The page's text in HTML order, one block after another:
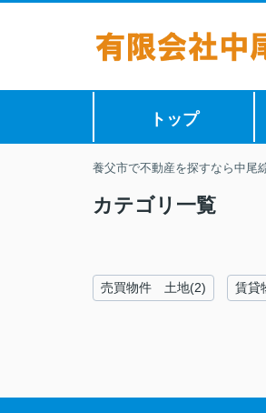
トップ
養父市で不動産を探すなら中尾
カテゴリ一覧
売買物件 土地(2) 賃貸